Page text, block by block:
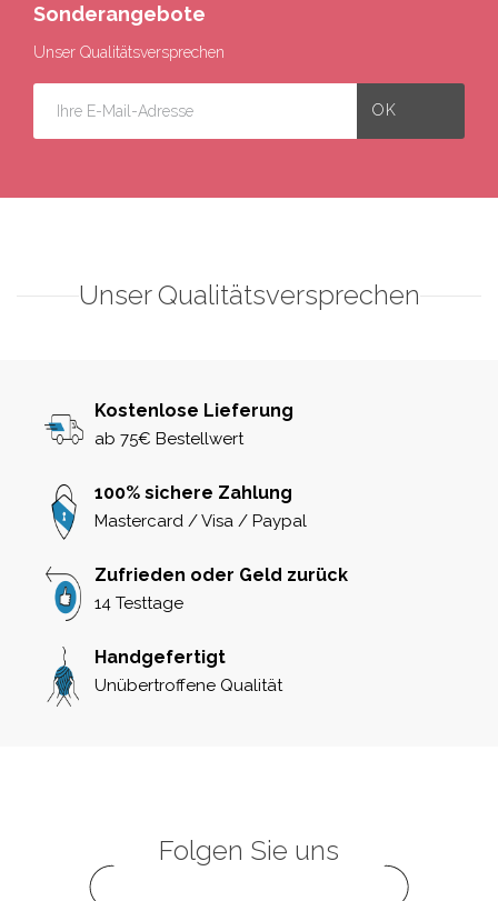
Sonderangebote
Unser Qualitätsversprechen
Unser Qualitätsversprechen
Kostenlose Lieferung
ab 75€ Bestellwert
100% sichere Zahlung
Mastercard / Visa / Paypal
Zufrieden oder Geld zurück
14 Testtage
Handgefertigt
Unübertroffene Qualität
Folgen Sie uns